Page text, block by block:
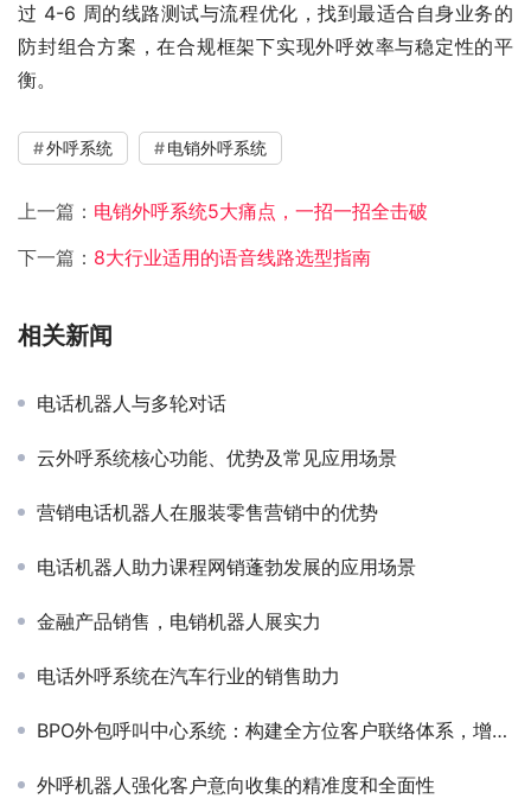
过 4-6 周的线路测试与流程优化，找到最适合自身业务的
防封组合方案，在合规框架下实现外呼效率与稳定性的平
衡。
外呼系统 电销外呼系统
上一篇： 电销外呼系统5大痛点，一招一招全击破
下一篇： 8大行业适用的语音线路选型指南
相关新闻
电话机器人与多轮对话
云外呼系统核心功能、优势及常见应用场景
营销电话机器人在服装零售营销中的优势
电话机器人助力课程网销蓬勃发展的应用场景
金融产品销售，电销机器人展实力
电话外呼系统在汽车行业的销售助力
BPO外包呼叫中心系统：构建全方位客户联络体系，增强企业竞争力
外呼机器人强化客户意向收集的精准度和全面性